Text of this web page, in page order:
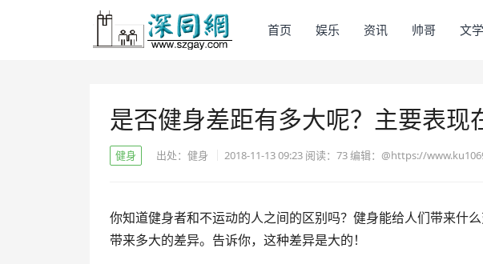
首页 娱乐 资讯 帅哥 文学
是否健身差距有多大呢？主要表现
健身 出处：健身 2018-11-13 09:23 阅读： 73编辑： @https://
你知道健身者和不运动的人之间的区别吗？健身能给人们带来什
带来多大的差异。告诉你，这种差异是大的！